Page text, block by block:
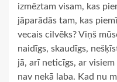
izmēztam visam, kas
jāparādās tam, kas
vecais cilvēks? Viņš
naidīgs, skaudīgs,
jā, arī neticīgs, ar
nav nekā laba. Kad nu